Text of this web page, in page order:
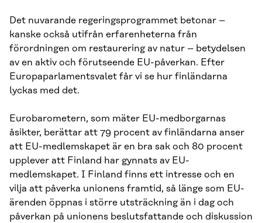
Det nuvarande regeringsprogrammet betonar –
kanske också utifrån erfarenheterna från
förordningen om restaurering av natur – betydelsen
av en aktiv och förutseende EU-påverkan. Efter
Europaparlamentsvalet får vi se hur finländarna
lyckas med det.
Eurobarometern, som mäter EU-medborgarnas
åsikter, berättar att 79 procent av finländarna anser
att EU-medlemskapet är en bra sak och 80 procent
upplever att Finland har gynnats av EU-
medlemskapet. I Finland finns ett intresse och en
vilja att påverka unionens framtid, så länge som EU-
ärenden öppnas i större utsträckning än i dag och
påverkan på unionens beslutsfattande och diskussion